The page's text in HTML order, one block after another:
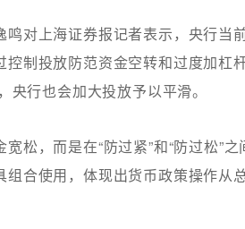
对上海证券报记者表示，央行当
制投放防范资金空转和过度加杠
行也会加大投放予以平滑。
松，而是在“防过紧”和“防过松”
合使用，体现出货币政策操作从